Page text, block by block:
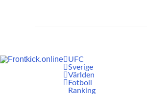
UFC
Sverige
Världen
Fotboll
Ranking